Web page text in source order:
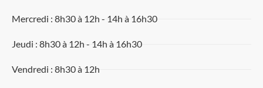
Mercredi : 8h30 à 12h - 14h à 16h30
Jeudi : 8h30 à 12h - 14h à 16h30
Vendredi : 8h30 à 12h